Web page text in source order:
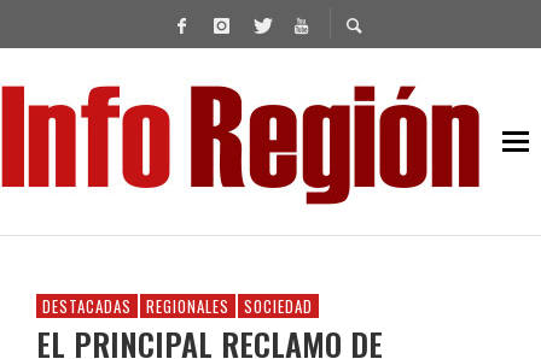
DESTACADAS REGIONALES SOCIEDAD
EL PRINCIPAL RECLAMO DE